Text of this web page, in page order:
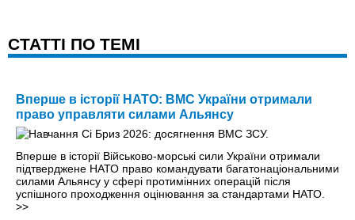
CТАТТІ ПО ТЕМІ
Вперше в історії НАТО: ВМС України отримали
право управляти силами Альянсу
Вперше в історії Військово-морські сили України отримали
підтверджене НАТО право командувати багатонаціональними
силами Альянсу у сфері протимінних операцій після
успішного проходження оцінювання за стандартами НАТО.
>>